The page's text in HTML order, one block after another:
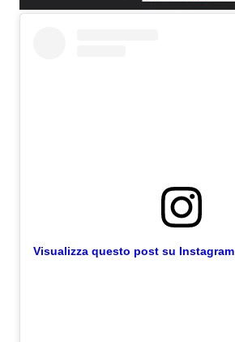
Visualizza questo post su Instagram